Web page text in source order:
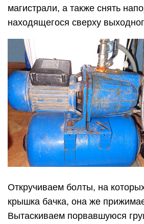
магистрали, а также снять
находящегося сверху
Откручиваем болты, на
крышка бачка, она же
Вытаскиваем порвавшуюся